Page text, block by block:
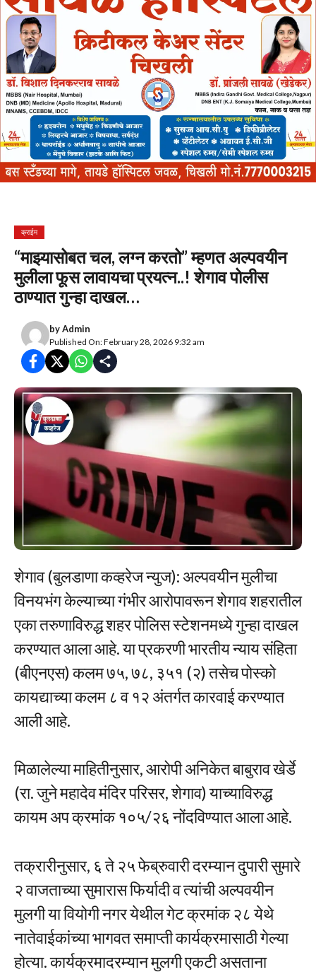
क्राईम
“माझ्यासोबत चल, लग्न करतो” म्हणत अल्पवयीन
मुलीला फूस लावायचा प्रयत्न..! शेगाव पोलीस
ठाण्यात गुन्हा दाखल…
byAdmin
Published On: February 28, 2026 9:32 am
शेगाव (बुलडाणा कव्हरेज न्युज): अल्पवयीन मुलीचा
विनयभंग केल्याच्या गंभीर आरोपावरून शेगाव शहरातील
एका तरुणाविरुद्ध शहर पोलिस स्टेशनमध्ये गुन्हा दाखल
करण्यात आला आहे. या प्रकरणी भारतीय न्याय संहिता
(बीएनएस) कलम ७५, ७८, ३५१ (२) तसेच पोस्को
कायद्याच्या कलम ८ व १२ अंतर्गत कारवाई करण्यात
आली आहे.
मिळालेल्या माहितीनुसार, आरोपी अनिकेत बाबुराव खेर्डे
(रा. जुने महादेव मंदिर परिसर, शेगाव) याच्याविरुद्ध
कायम अप क्रमांक १०५/२६ नोंदविण्यात आला आहे.
तक्रारीनुसार, ६ ते २५ फेब्रुवारी दरम्यान दुपारी सुमारे
२ वाजताच्या सुमारास फिर्यादी व त्यांची अल्पवयीन
मुलगी या वियोगी नगर येथील गेट क्रमांक २८ येथे
नातेवाईकांच्या भागवत समाप्ती कार्यक्रमासाठी गेल्या
होत्या. कार्यक्रमादरम्यान मुलगी एकटी असताना